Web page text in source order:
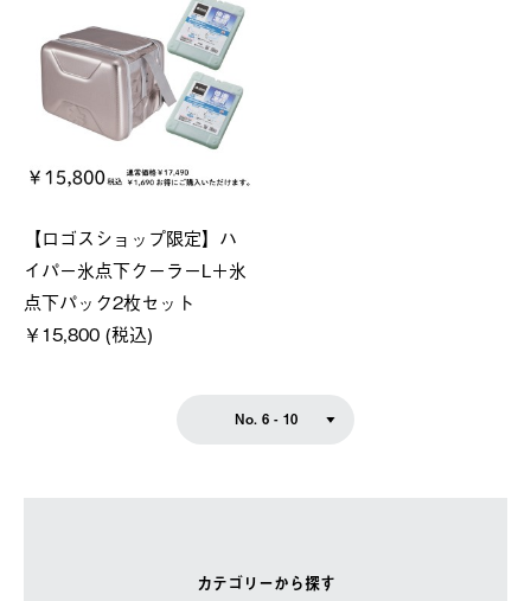
カテゴリーから探す
【ロゴスショップ限定】ハ
イパー氷点下クーラーL＋氷
点下パック2枚セット
￥15,800 (税込)
No. 6 - 10